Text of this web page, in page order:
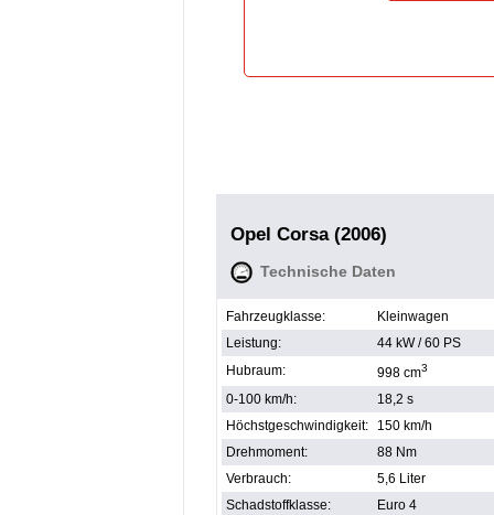
Opel Corsa (2006)
Technische Daten
Fahrzeugklasse:
Kleinwagen
Leistung:
44 kW / 60 PS
Hubraum:
998 cm3
0-100 km/h:
18,2 s
Höchstgeschwindigkeit:
150 km/h
Drehmoment:
88 Nm
Verbrauch:
5,6 Liter
Schadstoffklasse:
Euro 4